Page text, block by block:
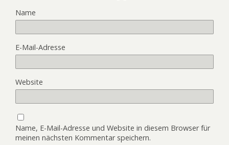
Name
E-Mail-Adresse
Website
Name, E-Mail-Adresse und Website in diesem Browser für
meinen nächsten Kommentar speichern.